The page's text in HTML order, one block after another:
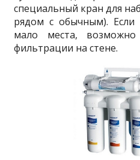
специальный кран для
рядом с обычным). Если
мало места,
фильтрации на стене.